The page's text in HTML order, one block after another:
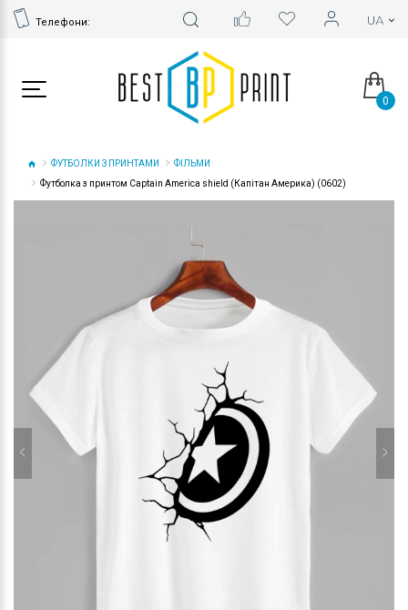
Телефони:
0
ФУТБОЛКИ З ПРИНТАМИ
ФІЛЬМИ
Футболка з принтом Captain America shield (Капітан Америка) (0602)